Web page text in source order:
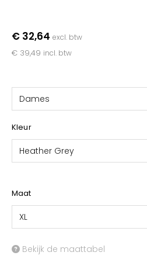
€ 32,64 excl. btw
€ 39,49 incl. btw
Dames
Kleur
Heather Grey
Maat
XL
Bekijk de maattabel